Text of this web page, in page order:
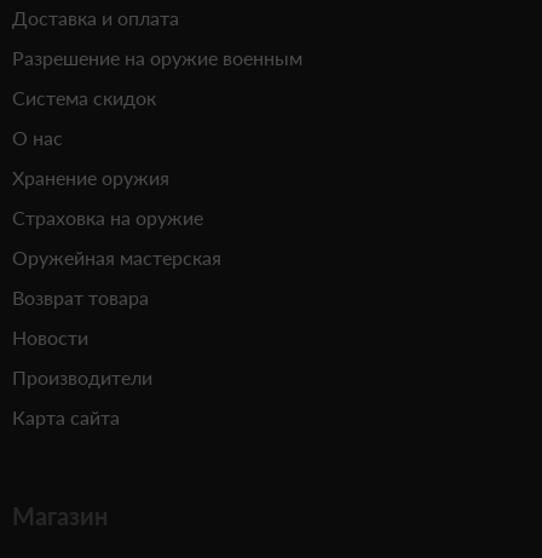
Доставка и оплата
Разрешение на оружие военным
Система скидок
О нас
Хранение оружия
Страховка на оружие
Оружейная мастерская
Возврат товара
Новости
Производители
Карта сайта
Магазин